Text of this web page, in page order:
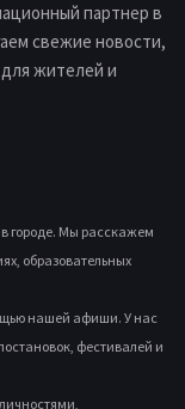
партнер в
свежие новости,
жителей и
в городе. Мы расскажем
образовательных
нашей афиши. У нас
фестивалей и